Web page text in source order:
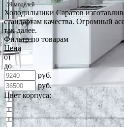
59 моделей
Холодильники Саратов
стандартам качества. Огромный
так далее.
Фильтр по товарам
Цена
от
до
руб.
руб.
Цвет корпуса: